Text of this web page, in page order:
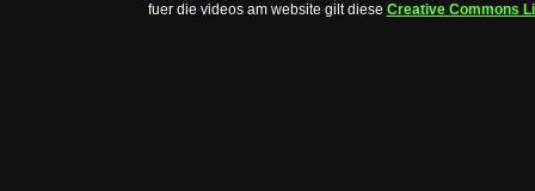
fuer die videos am website gilt diese Creative Commons